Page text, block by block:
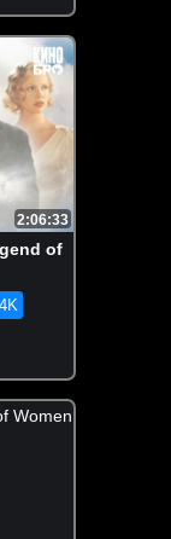
2:06:33
of